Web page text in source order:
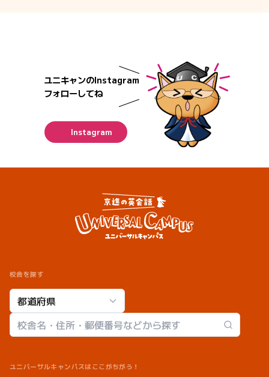
ユニキャンのInstagram
フォローしてね
Instagram
校舎を探す
校舎検索
ユニバーサルキャンパスはここがちがう！